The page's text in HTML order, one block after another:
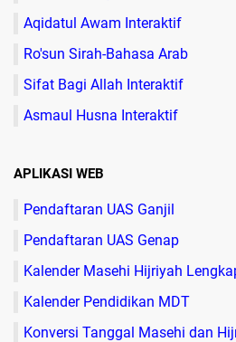
Aqidatul Awam Interaktif
Ro'sun Sirah-Bahasa Arab
Sifat Bagi Allah Interaktif
Asmaul Husna Interaktif
APLIKASI WEB
Pendaftaran UAS Ganjil
Pendaftaran UAS Genap
Kalender Masehi Hijriyah
Kalender Pendidikan MDT
Konversi Tanggal Masehi dan